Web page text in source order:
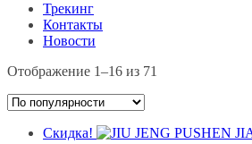
Трекинг
Контакты
Новости
Отображение 1–16 из 71
Скидка!